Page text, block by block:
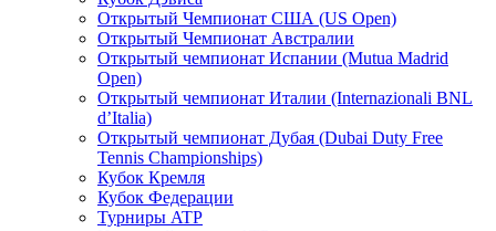
Открытый Чемпионат США (US Open)
Открытый Чемпионат Австралии
Открытый чемпионат Испании (Mutua Madrid
Open)
Открытый чемпионат Италии (Internazionali BNL
d’Italia)
Открытый чемпионат Дубая (Dubai Duty Free
Tennis Championships)
Кубок Кремля
Кубок Федерации
Турниры ATP